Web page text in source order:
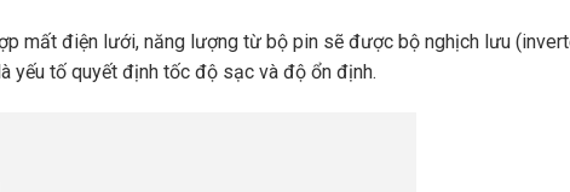
mất điện lưới, năng lượng từ bộ pin sẽ được bộ nghịch lưu
yếu tố quyết định tốc độ sạc và độ ổn định.